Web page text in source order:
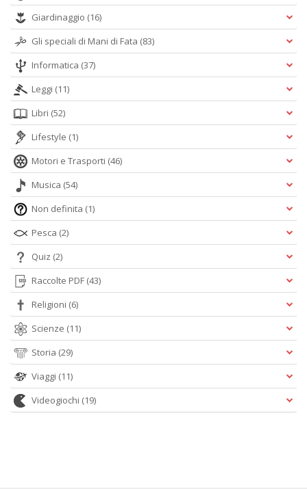
Giardinaggio (16)
Gli speciali di Mani di Fata (83)
Informatica (37)
Leggi (11)
Libri (52)
Lifestyle (1)
Motori e Trasporti (46)
Musica (54)
Non definita (1)
Pesca (2)
Quiz (2)
Raccolte PDF (43)
Religioni (6)
Scienze (11)
Storia (29)
Viaggi (11)
Videogiochi (19)